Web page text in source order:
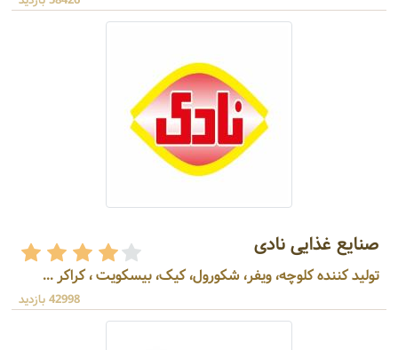
صنایع غذایی نادی
تولید کننده کلوچه، ویفر، شکورول، کیک، بیسکویت ، کراکر ...
42998 بازدید